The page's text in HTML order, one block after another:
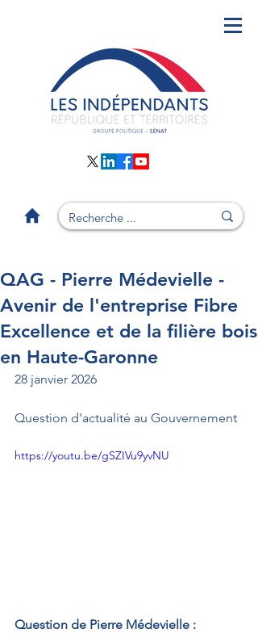
QAG - Pierre Médevielle -
Avenir de l'entreprise Fibre
Excellence et de la filière bois
en Haute-Garonne
28 janvier 2026
Question d'actualité au Gouvernement
https://youtu.be/gSZIVu9yvNU
Question de Pierre Médevielle :